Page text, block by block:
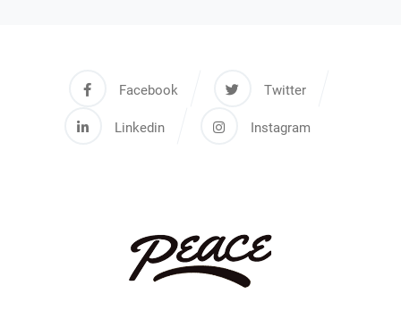
Facebook Twitter
Linkedin Instagram